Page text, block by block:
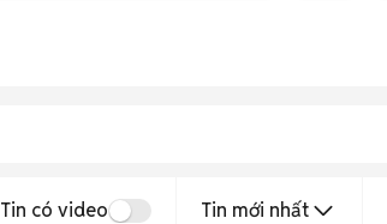
Tin có video Tin mới nhất